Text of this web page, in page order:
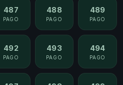
487
PAGO
488
PAGO
489
PAGO
492
PAGO
493
PAGO
494
PAGO